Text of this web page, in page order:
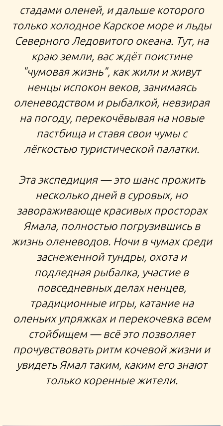
по России
стадами оленей, и дальше которого
только холодное Карское море и льды
Северного Ледовитого океана. Тут, на
краю земли, вас ждёт поистине
"чумовая жизнь", как жили и живут
ненцы испокон веков, занимаясь
оленеводством и рыбалкой, невзирая
на погоду, перекочёвывая на новые
пастбища и ставя свои чумы с
лёгкостью туристической палатки.
Эта экспедиция — это шанс прожить
несколько дней в суровых, но
завораживающе красивых просторах
Ямала, полностью погрузившись в
жизнь оленеводов. Ночи в чумах среди
заснеженной тундры, охота и
подледная рыбалка, участие в
повседневных делах ненцев,
традиционные игры, катание на
оленьих упряжках и перекочевка всем
стойбищем — всё это позволяет
прочувствовать ритм кочевой жизни и
увидеть Ямал таким, каким его знают
только коренные жители.